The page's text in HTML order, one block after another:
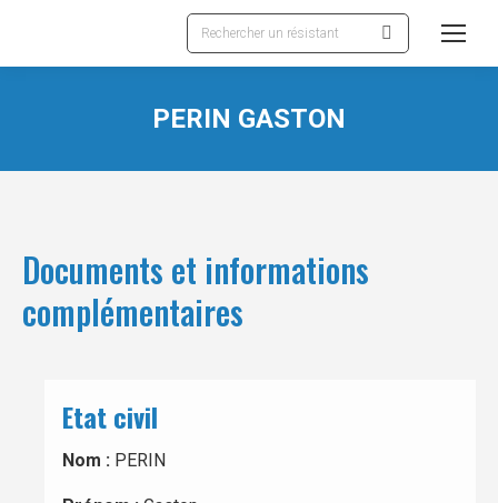
Recherche
:
PERIN GASTON
Documents et informations
complémentaires
Etat civil
Nom : PERIN